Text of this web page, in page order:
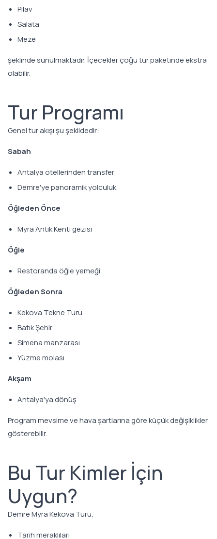
Pilav
Salata
Meze
şeklinde sunulmaktadır. İçecekler çoğu tur paketinde ekstra
olabilir.
Tur Programı
Genel tur akışı şu şekildedir:
Sabah
Antalya otellerinden transfer
Demre'ye panoramik yolculuk
Öğleden Önce
Myra Antik Kenti gezisi
Öğle
Restoranda öğle yemeği
Öğleden Sonra
Kekova Tekne Turu
Batık Şehir
Simena manzarası
Yüzme molası
Akşam
Antalya'ya dönüş
Program mevsime ve hava şartlarına göre küçük değişiklikler
gösterebilir.
Bu Tur Kimler İçin
Uygun?
Demre Myra Kekova Turu;
Tarih meraklıları